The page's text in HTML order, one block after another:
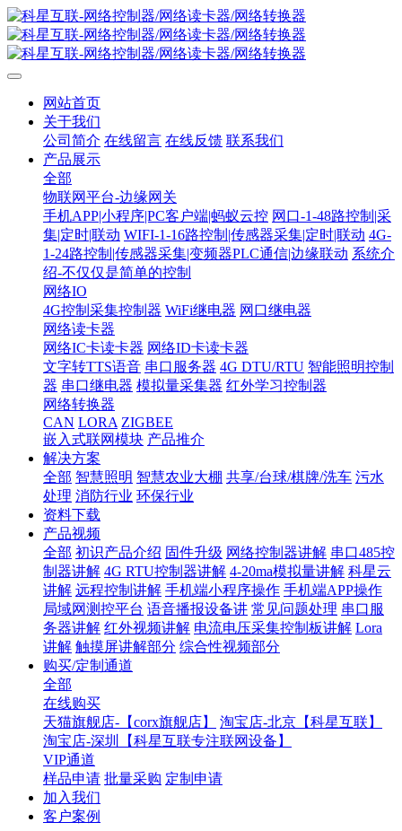
网站首页
关于我们
公司简介 在线留言 在线反馈 联系我们
产品展示
全部
物联网平台-边缘网关
手机APP|小程序|PC客户端|蚂蚁云控 网口-1-48路控制|采
集|定时|联动 WIFI-1-16路控制|传感器采集|定时|联动 4G-
1-24路控制|传感器采集|变频器PLC通信|边缘联动 系统介
绍-不仅仅是简单的控制
网络IO
4G控制采集控制器 WiFi继电器 网口继电器
网络读卡器
网络IC卡读卡器 网络ID卡读卡器
文字转TTS语音 串口服务器 4G DTU/RTU 智能照明控制
器 串口继电器 模拟量采集器 红外学习控制器
网络转换器
CAN LORA ZIGBEE
嵌入式联网模块 产品推介
解决方案
全部 智慧照明 智慧农业大棚 共享/台球/棋牌/洗车 污水
处理 消防行业 环保行业
资料下载
产品视频
全部 初识产品介绍 固件升级 网络控制器讲解 串口485控
制器讲解 4G RTU控制器讲解 4-20ma模拟量讲解 科星云
讲解 远程控制讲解 手机端小程序操作 手机端APP操作
局域网测控平台 语音播报设备讲 常见问题处理 串口服
务器讲解 红外视频讲解 电流电压采集控制板讲解 Lora
讲解 触摸屏讲解部分 综合性视频部分
购买/定制通道
全部
在线购买
天猫旗舰店-【corx旗舰店】
淘宝店-北京【科星互联】
淘宝店-深圳【科星互联专注联网设备】
VIP通道
样品申请 批量采购 定制申请
加入我们
客户案例